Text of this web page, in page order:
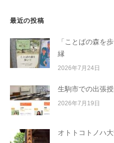
最近の投稿
「ことばの森を
縁
2026年7月24日
生駒市での出張
2026年7月19日
オトトコトノハ